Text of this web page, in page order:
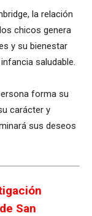
la relación
chicos genera
y su bienestar
saludable.
forma su
carácter y
sus deseos
San